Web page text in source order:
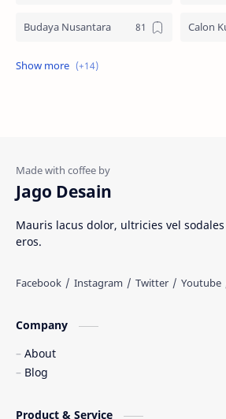
Budaya Nusantara
Jasa website
Rumah Adat
Tarian Tradisional
Web freelancer Wisata
Jago Desain
Mauris lacus dolor, ultricies vel sodales
eros.
Company
About
Blog
Product & Service